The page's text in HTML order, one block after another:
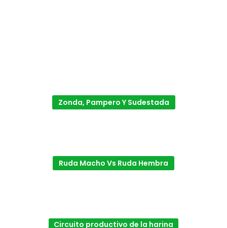
Zonda, Pampero Y Sudestada
Ruda Macho Vs Ruda Hembra
Circuito productivo de la harina